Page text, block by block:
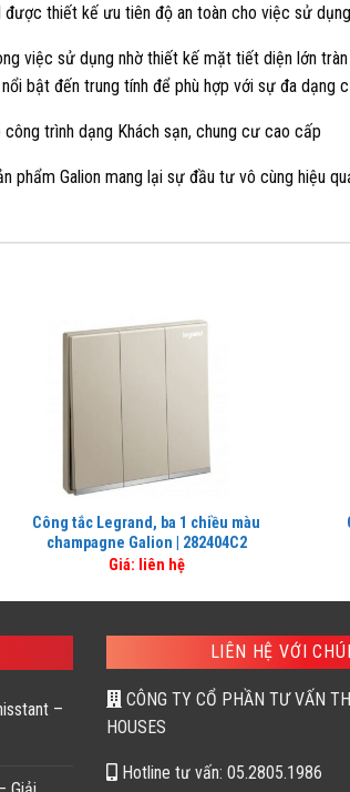
thiết kế ưu tiên độ an toàn cho việc sử dụng
việc sử dụng nhờ thiết kế mặt tiết diện lớn
bật đến trung tính để phù hợp với sự đa dạng
trình dạng Khách sạn, chung cư cao cấp
phẩm Galion mang lại sự đầu tư vô cùng hiệu
Công tắc Legrand, ba 1 chiều màu
champagne Galion | 282404C2
Giá: liên hệ
–
LIÊN HỆ VỚI
CÔNG TY CỔ PHẦN TƯ VẤN
HOUSES
Hotline tư vấn: 05.2805.1986